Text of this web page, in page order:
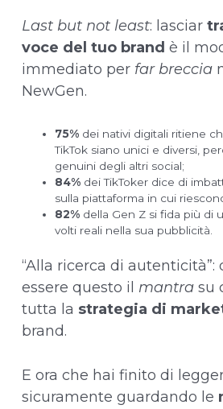
Last but not least: lasciar
voce del tuo brand è il
immediato per far breccia
NewGen.
75% dei nativi digitali ritiene
TikTok siano unici e diversi,
genuini degli altri social;
84% dei TikToker dice di
sulla piattaforma in cui
82% della Gen Z si fida più di
volti reali nella sua pubblicità.
“Alla ricerca di autenticità”:
essere questo il mantrasu
tutta la strategia di
brand.
E ora che hai finito di
sicuramente guardando le